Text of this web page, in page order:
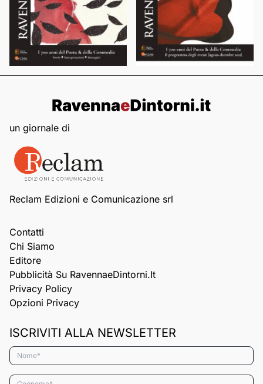
un giornale di
Reclam Edizioni e Comunicazione srl
Contatti
Chi Siamo
Editore
Pubblicità Su RavennaeDintorni.it
Privacy Policy
Opzioni Privacy
ISCRIVITI ALLA NEWSLETTER
Nome*
Cognome*